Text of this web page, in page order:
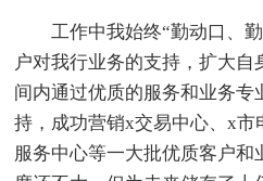
工作中我始终“勤动口、勤
户对我行业务的支持，扩大
间内通过优质的服务和业务专
持，成功营销x交易中心、x
服务中心等一大批优质客户和